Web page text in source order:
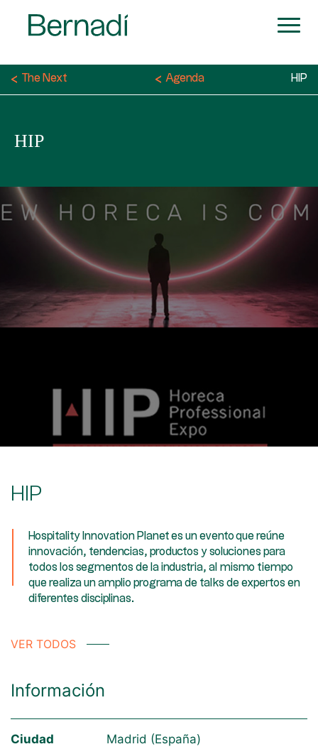
The Next Agenda HIP
HIP
HIP
Hospitality Innovation Planet es un evento que reúne
innovación, tendencias, productos y soluciones para
todos los segmentos de la industria, al mismo tiempo
que realiza un amplio programa de talks de expertos en
diferentes disciplinas.
VER TODOS
Información
Ciudad Madrid (España)